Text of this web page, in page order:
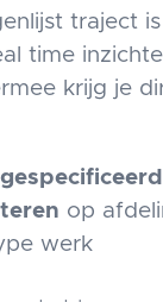
traject
time
krijg je
gespecificeerd
op
werk